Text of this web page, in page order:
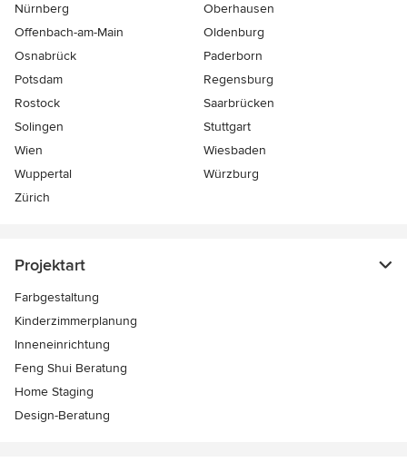
Nürnberg
Oberhausen
Offenbach-am-Main
Oldenburg
Osnabrück
Paderborn
Potsdam
Regensburg
Rostock
Saarbrücken
Solingen
Stuttgart
Wien
Wiesbaden
Wuppertal
Würzburg
Zürich
Projektart
Farbgestaltung
Kinderzimmerplanung
Inneneinrichtung
Feng Shui Beratung
Home Staging
Design-Beratung